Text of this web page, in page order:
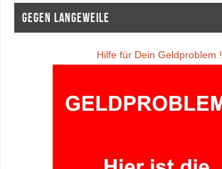
Gegen Langeweile
Hilfe für Dein Geldproblem !